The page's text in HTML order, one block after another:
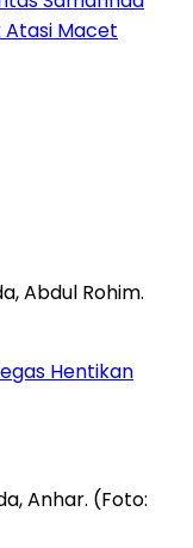
Atasi Macet
Hentikan